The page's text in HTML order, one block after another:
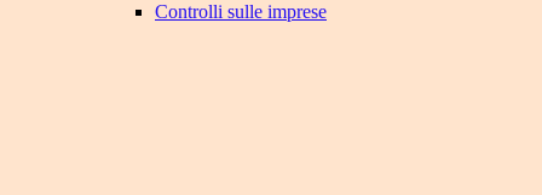
Controlli sulle imprese